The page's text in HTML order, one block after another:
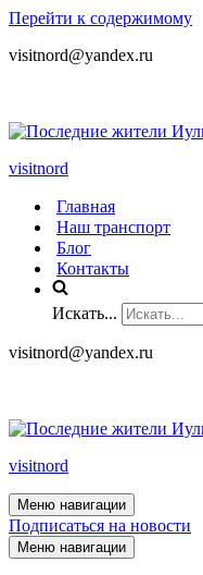
Перейти к содержимому
visitnord@yandex.ru
visitnord
Главная
Наш транспорт
Блог
Контакты
Искать...
visitnord@yandex.ru
visitnord
Меню навигации
Подписаться на новости
Меню навигации